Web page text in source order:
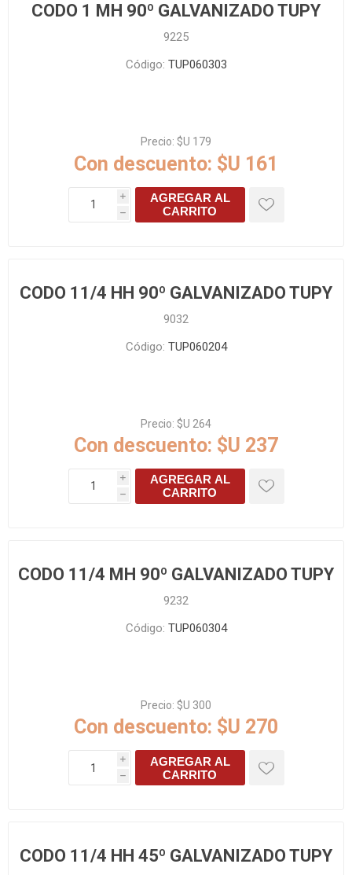
CODO 1 MH 90º GALVANIZADO TUPY
9225
Código: TUP060303
Precio: $U 179
Con descuento: $U 161
i
h
AGREGAR AL
CARRITO
CODO 11/4 HH 90º GALVANIZADO TUPY
9032
Código: TUP060204
Precio: $U 264
Con descuento: $U 237
i
h
AGREGAR AL
CARRITO
CODO 11/4 MH 90º GALVANIZADO TUPY
9232
Código: TUP060304
Precio: $U 300
Con descuento: $U 270
i
h
AGREGAR AL
CARRITO
CODO 11/4 HH 45º GALVANIZADO TUPY